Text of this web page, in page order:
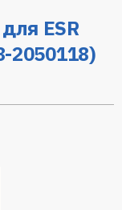
ESR
2050118)